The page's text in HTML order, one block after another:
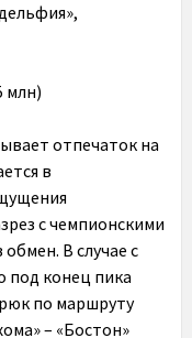
млн)
отпечаток на
в
с чемпионскими
В случае с
под конец пика
по маршруту
– «Бостон»